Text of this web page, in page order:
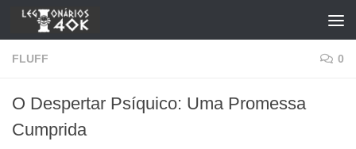
Skip to content
FLUFF 0
O Despertar Psíquico: Uma Promessa
Cumprida